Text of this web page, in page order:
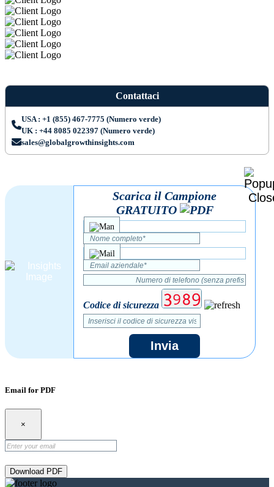
Contattaci
USA : +1 (855) 467-7775 (Numero verde)
UK : +44 8085 022397 (Numero verde)
sales@globalgrowthinsights.com
Scarica il Campione
GRATUITO
Codice di sicurezza
Invia
Email for PDF
×
Download PDF